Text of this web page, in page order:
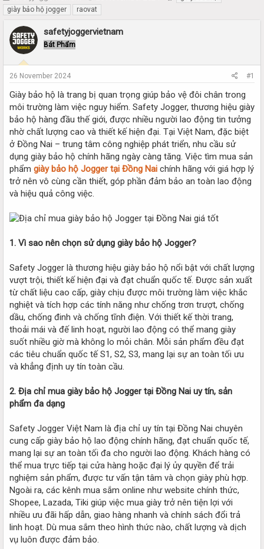
h
r
e
a
d
a
r
e
r
t
a
r
giày bảo hộ jogger
raovat
safetyjoggervietnam
Bát Phẩm
26 November 2024 #1
Giày bảo hộ là trang bị quan trọng giúp bảo vệ đôi chân trong
môi trường làm việc nguy hiểm. Safety Jogger, thương hiệu giày
bảo hộ hàng đầu thế giới, được nhiều người lao động tin tưởng
nhờ chất lượng cao và thiết kế hiện đại. Tại Việt Nam, đặc biệt
ở Đồng Nai – trung tâm công nghiệp phát triển, nhu cầu sử
dụng giày bảo hộ chính hãng ngày càng tăng. Việc tìm mua sản
phẩm giày bảo hộ Jogger tại Đồng Nai chính hãng với giá hợp lý
trở nên vô cùng cần thiết, góp phần đảm bảo an toàn lao động
và hiệu quả công việc.
1. Vì sao nên chọn sử dụng giày bảo hộ Jogger?
Safety Jogger là thương hiệu giày bảo hộ nổi bật với chất lượng
vượt trội, thiết kế hiện đại và đạt chuẩn quốc tế. Được sản xuất
từ chất liệu cao cấp, giày chịu được môi trường làm việc khắc
nghiệt và tích hợp các tính năng như chống trơn trượt, chống
dầu, chống đinh và chống tĩnh điện. Với thiết kế thời trang,
thoải mái và đế linh hoạt, người lao động có thể mang giày
suốt nhiều giờ mà không lo mỏi chân. Mỗi sản phẩm đều đạt
các tiêu chuẩn quốc tế S1, S2, S3, mang lại sự an toàn tối ưu
và khẳng định uy tín toàn cầu.
2. Địa chỉ mua giày bảo hộ Jogger tại Đồng Nai uy tín, sản
phẩm đa dạng
Safety Jogger Việt Nam là địa chỉ uy tín tại Đồng Nai chuyên
cung cấp giày bảo hộ lao động chính hãng, đạt chuẩn quốc tế,
mang lại sự an toàn tối đa cho người lao động. Khách hàng có
thể mua trực tiếp tại cửa hàng hoặc đại lý ủy quyền để trải
nghiệm sản phẩm, được tư vấn tận tâm và chọn giày phù hợp.
Ngoài ra, các kênh mua sắm online như website chính thức,
Shopee, Lazada, Tiki giúp việc mua giày trở nên tiện lợi với
nhiều ưu đãi hấp dẫn, giao hàng nhanh và chính sách đổi trả
linh hoạt. Dù mua sắm theo hình thức nào, chất lượng và dịch
vụ luôn được đảm bảo.